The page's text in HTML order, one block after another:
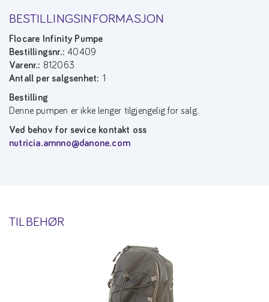
BESTILLINGSINFORMASJON
Flocare Infinity Pumpe
Bestillingsnr.:40409
Varenr.: 812063
Antall per salgsenhet: 1
Bestilling
Denne pumpen er ikke lenger tilgjengelig for salg.
Ved behov for sevice kontakt oss
nutricia.amnno@danone.com
TILBEHØR